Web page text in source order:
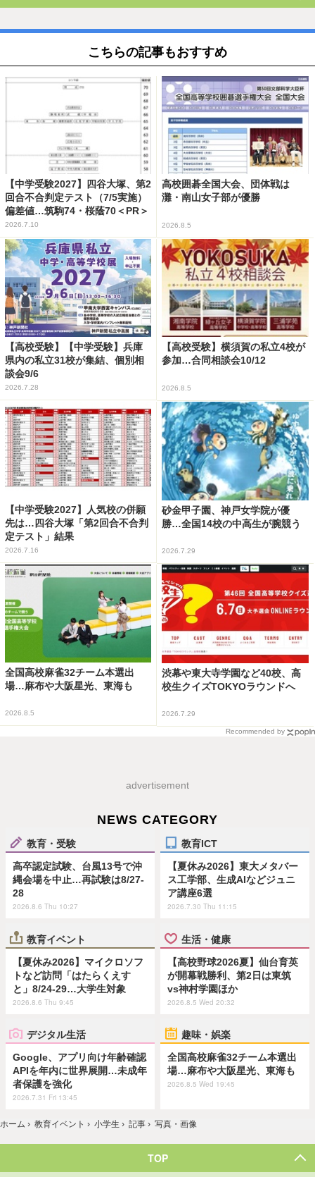
こちらの記事もおすすめ
【中学受験2027】四谷大塚、第2
回合不合判定テスト（7/5実施）
偏差値…筑駒74・桜蔭70＜PR＞
2026.7.10
高校囲碁全国大会、団体戦は
灘・南山女子部が優勝
2026.8.5
【高校受験】【中学受験】兵庫
県内の私立31校が集結、個別相
談会9/6
2026.7.28
【高校受験】横須賀の私立4校が
参加…合同相談会10/12
2026.8.5
【中学受験2027】人気校の併願
先は…四谷大塚「第2回合不合判
定テスト」結果
2026.7.16
砂金甲子園、神戸女学院が優
勝…全国14校の中高生が腕競う
2026.7.29
全国高校麻雀32チーム本選出
場…麻布や大阪星光、東海も
2026.8.5
渋幕や東大寺学園など40校、高
校生クイズTOKYOラウンドへ
2026.7.29
Recommended by
advertisement
NEWS CATEGORY
教育・受験
高卒認定試験、台風13号で沖
縄会場を中止…再試験は8/27-
28
2026.8.6 Thu 10:27
教育ICT
【夏休み2026】東大メタバー
ス工学部、生成AIなどジュニ
ア講座6選
2026.7.30 Thu 11:15
教育イベント
【夏休み2026】マイクロソフ
トなど訪問「はたらくえす
と」8/24-29…大学生対象
2026.8.6 Thu 9:45
生活・健康
【高校野球2026夏】仙台育英
が開幕戦勝利、第2日は東筑
vs神村学園ほか
2026.8.5 Wed 20:32
デジタル生活
Google、アプリ向け年齢確認
APIを年内に世界展開…未成年
者保護を強化
2026.7.31 Fri 13:45
趣味・娯楽
全国高校麻雀32チーム本選出
場…麻布や大阪星光、東海も
2026.8.5 Wed 19:45
ホーム › 教育イベント › 小学生 › 記事 › 写真・画像
TOP